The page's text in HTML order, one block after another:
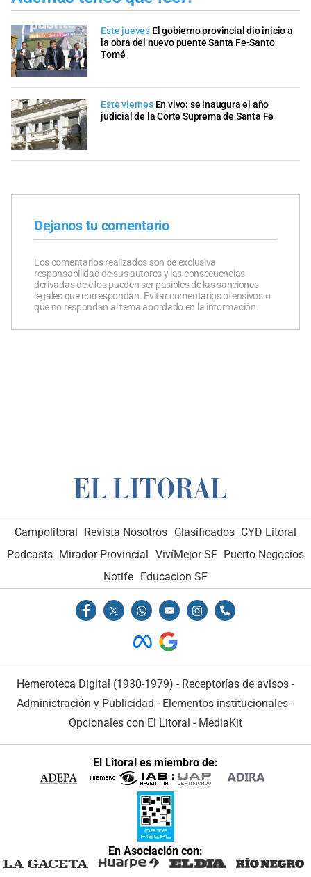
Este jueves El gobierno provincial dio inicio a
la obra del nuevo puente Santa Fe-Santo
Tomé
Este viernes En vivo: se inaugura el año
judicial de la Corte Suprema de Santa Fe
Dejanos tu comentario
Los comentarios realizados son de exclusiva
responsabilidad de sus autores y las consecuencias
derivadas de ellos pueden ser pasibles de las sanciones
legales que correspondan. Evitar comentarios ofensivos o
que no respondan al tema abordado en la información.
Campolitoral Revista Nosotros Clasificados CYD Litoral
Podcasts Mirador Provincial VivíMejor SF Puerto Negocios
Notife Educacion SF
Hemeroteca Digital (1930-1979) - Receptorías de avisos -
Administración y Publicidad - Elementos institucionales -
Opcionales con El Litoral - MediaKit
El Litoral es miembro de:
En Asociación con: